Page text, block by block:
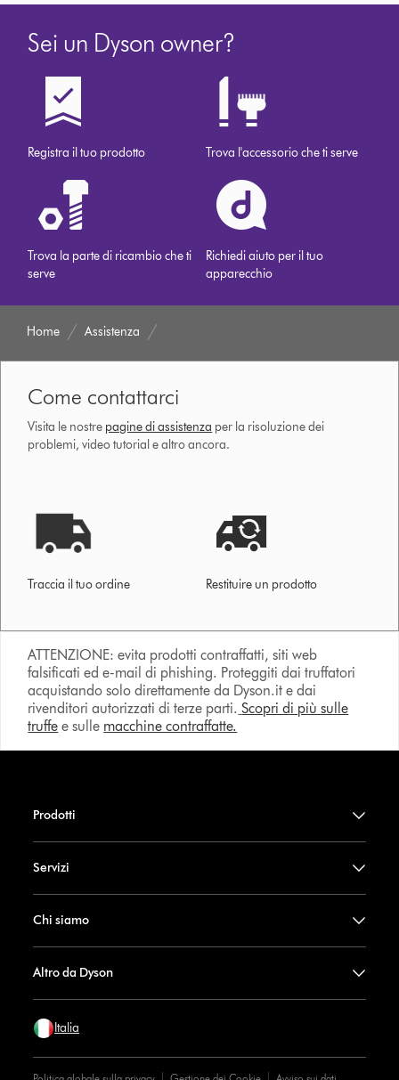
Sei un Dyson owner?
Registra il tuo prodotto Trova l'accessorio che ti serve
Trova la parte di ricambio che ti
serve
Richiedi aiuto per il tuo
apparecchio
Home Assistenza
Come contattarci
Visita le nostre pagine di assistenza per la risoluzione dei
problemi, video tutorial e altro ancora.
Traccia il tuo ordine Restituire un prodotto
ATTENZIONE: evita prodotti contraffatti, siti web
falsificati ed e-mail di phishing. Proteggiti dai truffatori
acquistando solo direttamente da Dyson.it e dai
rivenditori autorizzati di terze parti. Scopri di più sulle
truffe e sulle macchine contraffatte.
Prodotti
Servizi
Chi siamo
Altro da Dyson
Italia